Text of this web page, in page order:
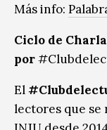
Más info:
Ciclo de
por
El
lectores que se